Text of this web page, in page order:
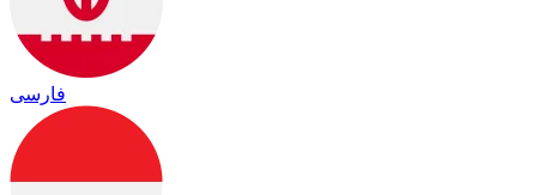
فارسی